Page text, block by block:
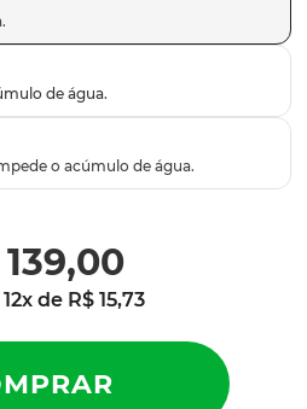
139,00
12x de R$ 15,73